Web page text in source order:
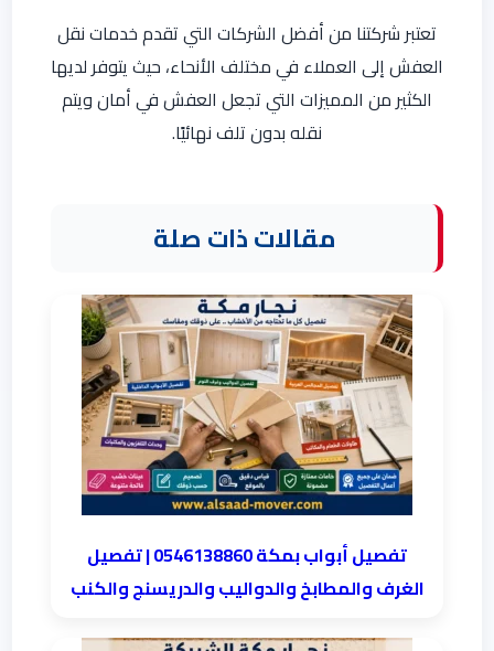
تعتبر شركتنا من أفضل الشركات التي تقدم خدمات نقل
العفش إلى العملاء في مختلف الأنحاء، حيث يتوفر لديها
الكثير من المميزات التي تجعل العفش في أمان ويتم
نقله بدون تلف نهائيًا.
مقالات ذات صلة
تفصيل أبواب بمكة 0546138860 | تفصيل
الغرف والمطابخ والدواليب والدريسنج والكنب